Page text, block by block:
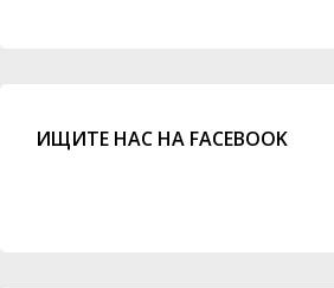
ИЩИТЕ НАС НА FACEBOOK